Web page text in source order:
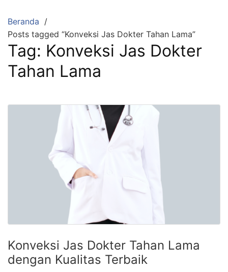
ke
konten
Beranda
Posts tagged “Konveksi Jas Dokter Tahan Lama”
Tag: Konveksi Jas Dokter
Tahan Lama
Konveksi Jas Dokter Tahan Lama
dengan Kualitas Terbaik